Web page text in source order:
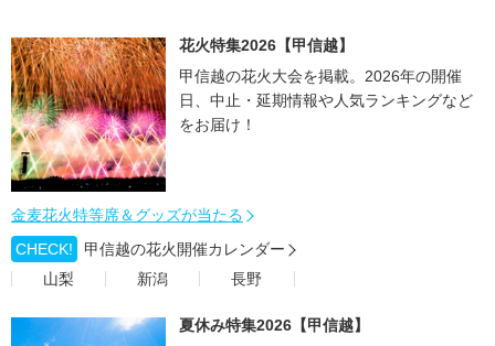
花火特集2026【甲信越】
甲信越の花火大会を掲載。2026年の開催
日、中止・延期情報や人気ランキングなど
をお届け！
金麦花火特等席＆グッズが当たる
CHECK!
甲信越の花火開催カレンダー
山梨
新潟 長野
夏休み特集2026【甲信越】